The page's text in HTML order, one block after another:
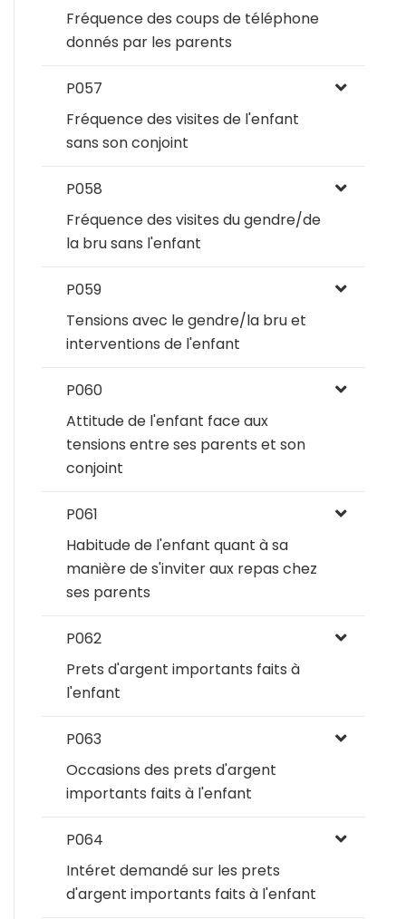
Fréquence des coups de téléphone
donnés par les parents
P057
Fréquence des visites de l'enfant
sans son conjoint
P058
Fréquence des visites du gendre/de
la bru sans l'enfant
P059
Tensions avec le gendre/la bru et
interventions de l'enfant
P060
Attitude de l'enfant face aux
tensions entre ses parents et son
conjoint
P061
Habitude de l'enfant quant à sa
manière de s'inviter aux repas chez
ses parents
P062
Prets d'argent importants faits à
l'enfant
P063
Occasions des prets d'argent
importants faits à l'enfant
P064
Intéret demandé sur les prets
d'argent importants faits à l'enfant